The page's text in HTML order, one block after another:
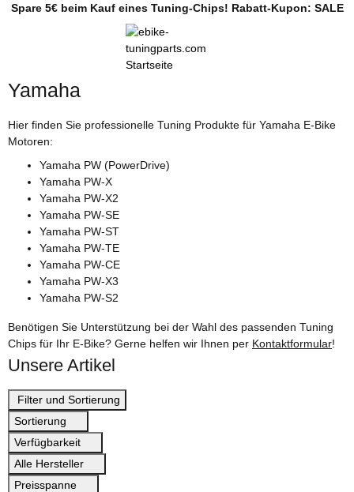
Spare 5€ beim Kauf eines Tuning-Chips! Rabatt-Kupon: SALE
Yamaha
Hier finden Sie professionelle Tuning Produkte für Yamaha E-Bike
Motoren:
Yamaha PW (PowerDrive)
Yamaha PW-X
Yamaha PW-X2
Yamaha PW-SE
Yamaha PW-ST
Yamaha PW-TE
Yamaha PW-CE
Yamaha PW-X3
Yamaha PW-S2
Benötigen Sie Unterstützung bei der Wahl des passenden Tuning
Chips für Ihr E-Bike? Gerne helfen wir Ihnen per Kontaktformular!
Unsere Artikel
Filter und Sortierung
Sortierung
Verfügbarkeit
Alle Hersteller
Preisspanne